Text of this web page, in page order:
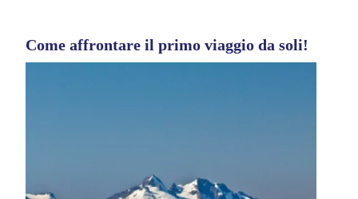
Come affrontare il primo viaggio da soli!